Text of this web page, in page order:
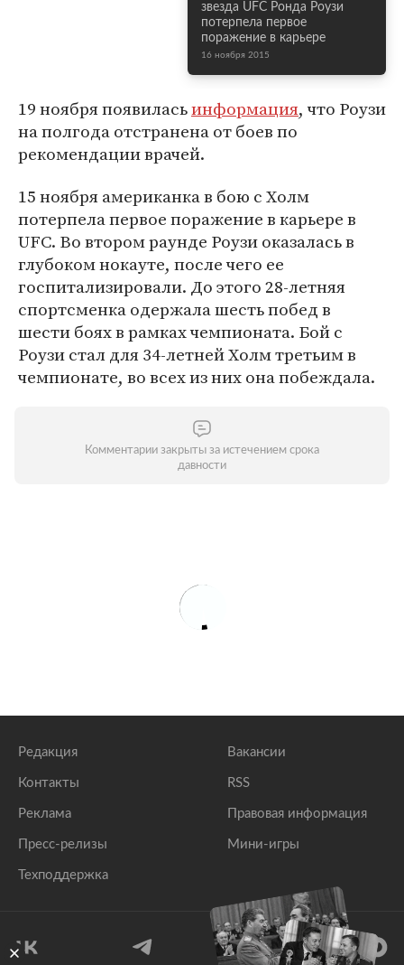
звезда UFC Ронда Роузи
потерпела первое
поражение в карьере
16 ноября 2015
19 ноября появиласьинформация, что Роузи
на полгода отстранена от боев по
рекомендации врачей.
15 ноября американка в бою с Холм
потерпела первое поражение в карьере в
UFC. Во втором раунде Роузи оказалась в
глубоком нокауте, после чего ее
госпитализировали. До этого 28-летняя
спортсменка одержала шесть побед в
шести боях в рамках чемпионата. Бой с
Роузи стал для 34-летней Холм третьим в
чемпионате, во всех из них она побеждала.
Комментарии закрыты за истечением срока
давности
Редакция
Контакты
Реклама
Пресс-релизы
Техподдержка
Вакансии
RSS
Правовая информация
Мини-игры